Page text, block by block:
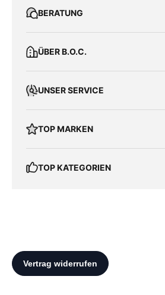
BERATUNG
ÜBER B.O.C.
UNSER SERVICE
TOP MARKEN
TOP KATEGORIEN